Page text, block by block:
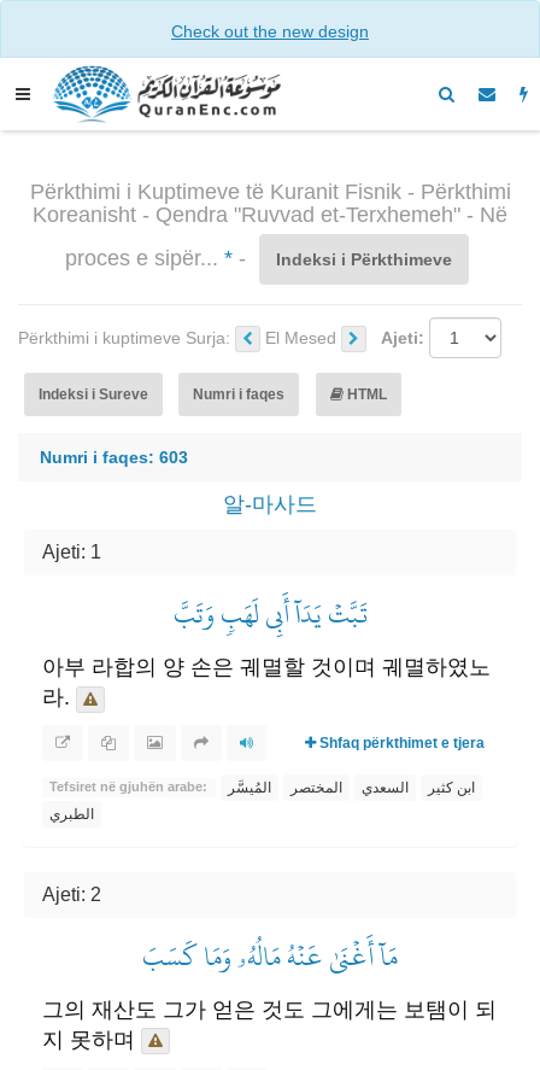
Check out the new design
Përkthimi i Kuptimeve të Kuranit Fisnik - Përkthimi
Koreanisht - Qendra "Ruvvad et-Terxhemeh" - Në
proces e sipër... *- Indeksi i Përkthimeve
Përkthimi i kuptimeve Surja: El Mesed Ajeti:
Indeksi i Sureve Numri i faqes HTML
Numri i faqes: 603
알-마사드
Ajeti: 1
تَبَّتۡ يَدَآ أَبِي لَهَبٖ وَتَبَّ
아부 라합의 양 손은 궤멸할 것이며 궤멸하였노
라.
Shfaq përkthimet e tjera
Tefsiret në gjuhën arabe: المُيسَّر المختصر السعدي
ابن كثير
الطبري
Ajeti: 2
مَآ أَغۡنَىٰ عَنۡهُ مَالُهُۥ وَمَا كَسَبَ
그의 재산도 그가 얻은 것도 그에게는 보탬이 되
지 못하며